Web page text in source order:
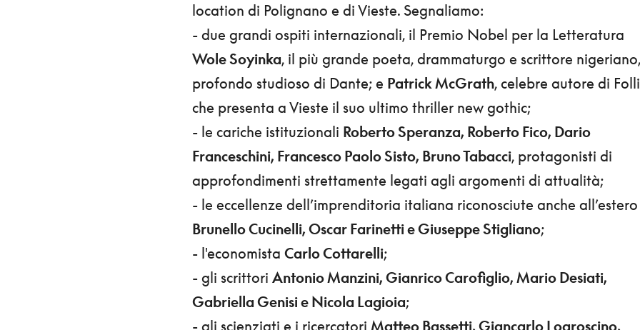
location di Polignano e di Vieste. Segnaliamo:
- due grandi ospiti internazionali, il Premio Nobel per la Letteratura
Wole Soyinka, il più grande poeta, drammaturgo e scrittore nigeriano,
profondo studioso di Dante; e Patrick McGrath, celebre autore di
che presenta a Vieste il suo ultimo thriller new gothic;
- le cariche istituzionali Roberto Speranza, Roberto Fico, Dario
Franceschini, Francesco Paolo Sisto, Bruno Tabacci, protagonisti di
approfondimenti strettamente legati agli argomenti di attualità;
- le eccellenze dell’imprenditoria italiana riconosciute anche all’estero
Brunello Cucinelli, Oscar Farinetti e Giuseppe Stigliano;
- l'economista Carlo Cottarelli;
- gli scrittori Antonio Manzini, Gianrico Carofiglio, Mario Desiati,
Gabriella Genisi e Nicola Lagioia;
- gli scienziati e i ricercatori Matteo Bassetti, Giancarlo Logroscino,